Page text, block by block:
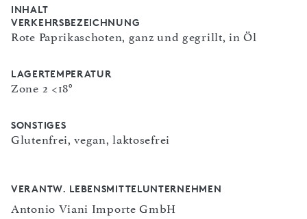
INHALT
VERKEHRSBEZEICHNUNG
Rote Paprikaschoten, ganz und gegrillt, in Öl
LAGERTEMPERATUR
Zone 2 <18°
SONSTIGES
Glutenfrei, vegan, laktosefrei
VERANTW. LEBENSMITTELUNTERNEHMEN
Antonio Viani Importe GmbH